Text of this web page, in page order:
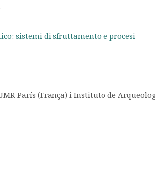
sistemi di sfruttamento e procesi
París (França) i Instituto de